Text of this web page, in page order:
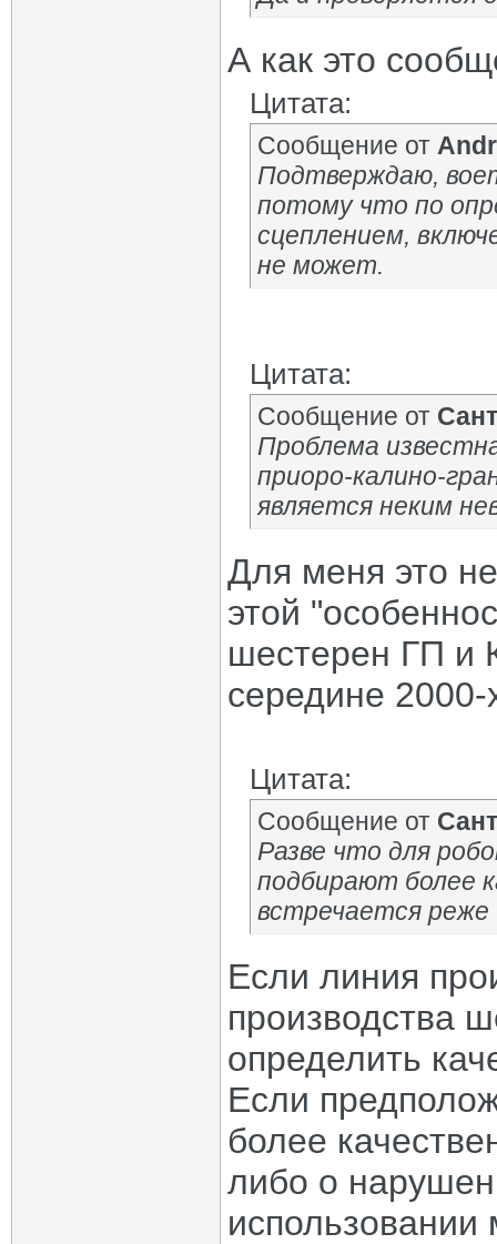
А как это
Цитата:
Сообщение от
Подтверждаю,
потому что по
сцеплением,
не может.
Цитата:
Сообщение от
Проблема
приоро-калино-
является неким
Для меня это
этой
шестерен ГП и
середине 2000-
Цитата:
Сообщение от
Разве что для
подбирают более
встречается реже
Если линия
производства
определить
Если
более
либо о
использовании